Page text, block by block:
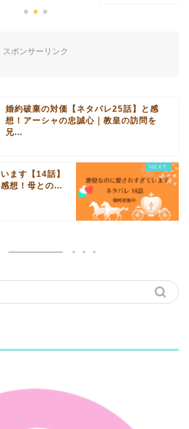
スポンサーリンク
婚約破棄の対価【ネタバレ25話】と感
想！アーシャの忠誠心｜教皇の訪問を
兄...
ます【14話】
想！母との...